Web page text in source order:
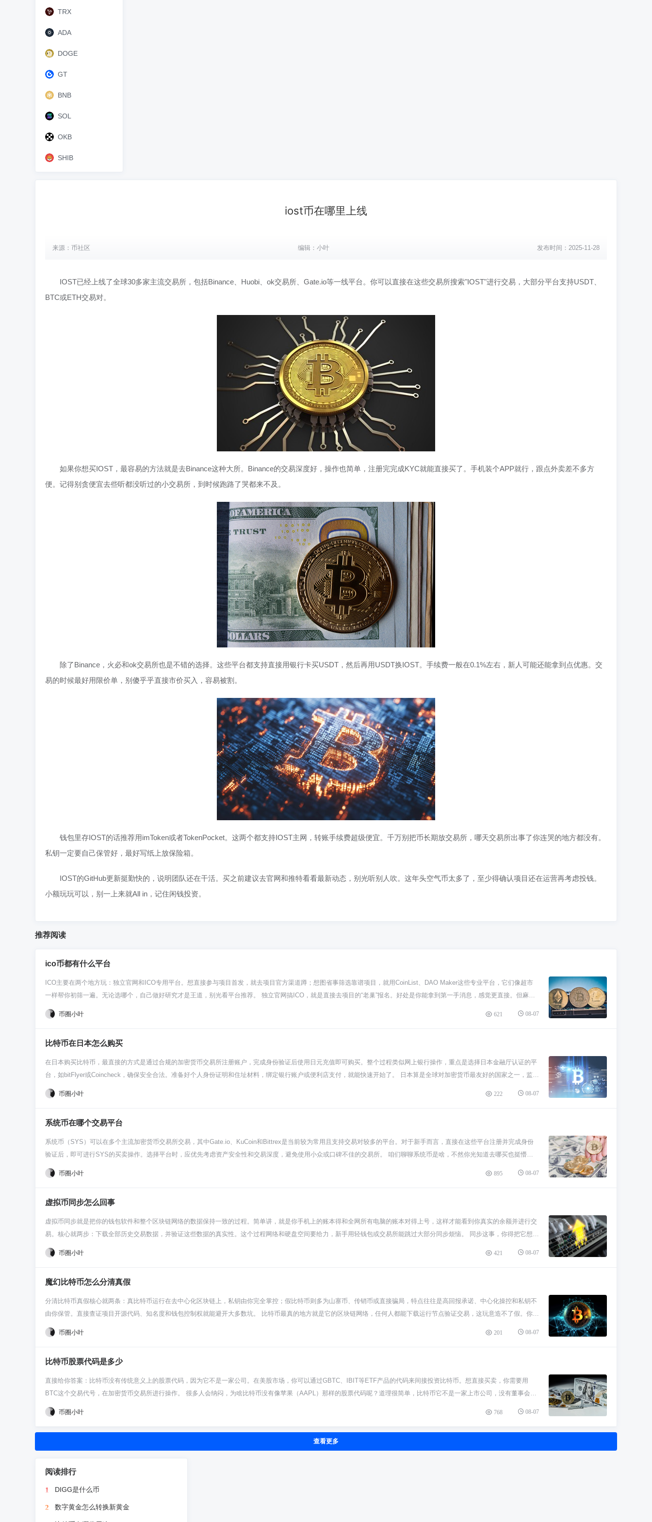
TRX
ADA
DOGE
GT
BNB
SOL
OKB
SHIB
iost币在哪里上线
来源：币社区 编辑： 小叶 发布时间：2025-11-28
IOST已经上线了全球30多家主流交易所，包括Binance、Huobi、ok交易所、Gate.io等一线平台。你可以直接在这些交易所搜索"IOST"进行交易，大部分平台支持USDT、
BTC或ETH交易对。
如果你想买IOST，最容易的方法就是去Binance这种大所。Binance的交易深度好，操作也简单，注册完完成KYC就能直接买了。手机装个APP就行，跟点外卖差不多方
便。记得别贪便宜去些听都没听过的小交易所，到时候跑路了哭都来不及。
除了Binance，火必和ok交易所也是不错的选择。这些平台都支持直接用银行卡买USDT，然后再用USDT换IOST。手续费一般在0.1%左右，新人可能还能拿到点优惠。交
易的时候最好用限价单，别傻乎乎直接市价买入，容易被割。
钱包里存IOST的话推荐用imToken或者TokenPocket。这两个都支持IOST主网，转账手续费超级便宜。千万别把币长期放交易所，哪天交易所出事了你连哭的地方都没有。
私钥一定要自己保管好，最好写纸上放保险箱。
IOST的GitHub更新挺勤快的，说明团队还在干活。买之前建议去官网和推特看看最新动态，别光听别人吹。这年头空气币太多了，至少得确认项目还在运营再考虑投钱。
小额玩玩可以，别一上来就All in，记住闲钱投资。
推荐阅读
ico币都有什么平台
ICO主要在两个地方玩：独立官网和ICO专用平台。想直接参与项目首发，就去项目官方渠道蹲；想图省事筛选靠谱项目，就用CoinList、DAO Maker这些专业平台，它们像超市
一样帮你初筛一遍。无论选哪个，自己做好研究才是王道，别光看平台推荐。 独立官网搞ICO，就是直接去项目的“老巢”报名。好处是你能拿到第一手消息，感觉更直接。但麻烦
也在这儿，你得自己判断这官网是不是真的，项目靠不靠谱。这就像路边有个新店开业大酬宾，你得自己琢磨它会不会卷款跑路。所以，去官网玩，眼睛得放亮点，白皮书、团队
背景、社区动态都得扒拉清楚，不然容易踩坑。 新手怕麻烦，直接用ICO平台更省心。像CoinList、Binance Launchpad这类地方，有点像“精品超市”，它们会上架一些自己审核过
功课还是不能少，别完全依赖平台的“推荐”。 记住啊，平台只是给你提供了个场地和工具，真金白银砸进去之前，研究功夫得做足。看看项目要解决什么问题，团队是不是在认真
做事，代币有啥实际用处。别光听别人喊“下一个百倍币”就脑袋一热。管它是什么平台，最终是你自己的钱，自己负责。投资这事儿，没有捷径，多学多看才是避免被割的最好办
法。
币圈小叶 621 08-07
比特币在日本怎么购买
在日本购买比特币，最直接的方式是通过合规的加密货币交易所注册账户，完成身份验证后使用日元充值即可购买。整个过程类似网上银行操作，重点是选择日本金融厅认证的平
台，如bitFlyer或Coincheck，确保安全合法。准备好个人身份证明和住址材料，绑定银行账户或便利店支付，就能快速开始了。 日本算是全球对加密货币最友好的国家之一，监管
挺清晰的。你得先找个正经交易所，别去那些乱七八糟的网站。像是bitFlyer、Coincheck这些，都是拿了日本金融厅牌照的，用起来放心。注册的时候就跟平常注册网站差不多，
填邮箱、设密码。不过接下来一步很关键，就是身份验证。你得按网站要求拍一下在留卡、驾照或者护照，可能还要个住址证明，比如水电账单。这事儿别嫌麻烦，是为了防洗钱
有的还能在便利店用现金充值，比如在Lawson或FamilyMart的收银台操作。把日元充进你在交易所的钱包，然后就能到交易界面找比特币了。操作就和在网上购物差不多，输入
你想买的金额或者想买多少比特币，市价单或者限价单看你自己选择，确认一下价格和手续费，点购买就成交了。比特币会直接存到你在这个交易所的平台钱包里。新手建议先小
额尝试，熟悉整个流程。 买是买到了，但别以为就完事了。比特币放在交易所，理论上不是完全由你掌控。所以如果你打算长期持有，或者买的金额不小，最好考虑提到自己的私
用笔抄下来保管好，丢了谁也帮不了你。平时多关注点日本的相关新闻和政策，买卖比特币的收益可能需要报税，这一点自己心里要有数。
币圈小叶 222 08-07
系统币在哪个交易平台
系统币（SYS）可以在多个主流加密货币交易所交易，其中Gate.io、KuCoin和Bittrex是当前较为常用且支持交易对较多的平台。对于新手而言，直接在这些平台注册并完成身份
验证后，即可进行SYS的买卖操作。选择平台时，应优先考虑资产安全性和交易深度，避免使用小众或口碑不佳的交易所。 咱们聊聊系统币是啥，不然你光知道去哪买也挺懵
的。系统币本身是个老牌项目，主打的是区块链底层技术，比如侧链、智能合约这些，你可以把它理解成一个想搭建生态的基础链。它在币圈不算那种天天上热门的妖币，但也有
自己的一批忠实开发者和社区。所以当你去买SYS的时候，你买的其实是一个技术型项目的价值预期，而不是单纯炒个热度，这点心里得有个数。 为什么推荐Gate.io和KuCoin这
多，你买卖SYS的时候流动性也好，不会出现想卖却没人接盘的情况。注册流程都差不多，准备好邮箱和身份证，按步骤完成认证，充点钱或者别的币进去就能换了。 具体怎么
操作呢？你进了交易所，比如Gate.io，在交易对里搜“SYS”，通常能看到SYS/USDT这样的配对。USDT就是泰达币，相当于币圈的“美元”，稳定。你用USDT就能直接买系统币
了。第一次买别全仓梭哈，先小金额试试水，熟悉一下从买币到把币提到自己钱包的整个过程。整个过程里，平台提供的二次验证、资金密码都给它打开，安全措施不怕多。 别忘
keys, not your coins”（不是你的私钥，币就不是你的），放自己手里最踏实。市场波动大，别被短期涨跌牵着走，多花时间了解项目本身比看价格曲线更有用。
币圈小叶 895 08-07
虚拟币同步怎么回事
虚拟币同步就是把你的钱包软件和整个区块链网络的数据保持一致的过程。简单讲，就是你手机上的账本得和全网所有电脑的账本对得上号，这样才能看到你真实的余额并进行交
易。核心就两步：下载全部历史交易数据，并验证这些数据的真实性。这个过程网络和硬盘空间要给力，新手用轻钱包或交易所能跳过大部分同步烦恼。 同步这事，你得把它想象
成一场超大规模的“抄作业”。整个比特币或者以太坊网络，其实就是全球成千上万台电脑都维护着一份一模一样的账本。你新装一个钱包软件，就像个新来的插班生，手里只有个
空本子。那你咋知道谁有多少钱，交易对不对呢？你得把从开学第一天到现在所有同学记的账，全都一字不落地抄到自己本子上，还得核对每一笔账是不是符合规则。这个“抄写
才算完。 为啥会感觉同步慢得让人抓狂？主要是数据量太大了。比特币运行了十几年，以太坊交易又超级频繁，整个账本已经是个庞然大物，有好几百个GB甚至更大。你家的网
速要是普通水平，下载这么大个数据库就得花上好几天。而且不光要下载，还得用电脑算力去严格验证，这又吃了不少CPU资源。所以很多新人第一次打开核心钱包，看到进度条
龟速前进，电脑风扇呼呼狂转，就觉得是不是坏了。别担心，这是正常现象，它正在老老实实地下苦力呢。 那有没有省事的办法？当然有！新手完全不用自己死磕全节点同步。现
你把私钥或者助记词往里一导入，资产和记录立马就显示出来了。更省心的是直接用中心化交易所，账本完全由交易所的服务器帮你管，你连同步是啥都不用知道，登录就看到余
断过网。硬盘空间一定要留足，最好比当前区块链体积多出一倍的空间。防火墙或杀毒软件有时候会误判钱包连接行为，可以试着临时关掉看看。如果卡在某个区块很久，可以尝
重要。
币圈小叶 421 08-07
魔幻比特币怎么分清真假
分清比特币真假核心就两条：真比特币运行在去中心化区块链上，私钥由你完全掌控；假比特币则多为山寨币、传销币或直接骗局，特点往往是高回报承诺、中心化操控和私钥不
由你保管。直接查证项目开源代码、知名度和钱包控制权就能避开大多数坑。 比特币最真的地方就是它的区块链网络，任何人都能下载运行节点验证交易，这玩意造不了假。你记
住，真的比特币不需要谁给你背书承诺，代码和网络就在那摆着，谁都能用。那些要你注册账户、把钱打给个人地址、声称稳赚不赔的，基本可以判定是假借比特币名号的骗局。
真的比特币价格波动剧烈，没人敢给你打包票。 分清真假的直接方法是查它用什么钱包。真的比特币必须用非托管钱包，私钥你自己记在脑子里或者写在纸上，像MetaMask、硬
私钥谁就是主人。 再教你看名字和营销话术。真的比特币就叫Bitcoin（BTC），其他带各类前缀后缀的很可能都是山寨币。那些宣传“比特币2.0”、“官方分叉”还承诺高额分红的多
半有问题。真的比特币网络升级会有全球技术社区讨论，绝不是某个团队悄悄搞突然发布。别被花哨宣传唬住，直接去CoinMarketCap这类正规网站查排名和项目信息，前几名的
相对靠谱。 最后警惕那些“搬砖套利”、“量化交易”的邀请，号称用比特币生更多比特币。这种往往是传销盘或者资金盘，用后来者的钱补前人的收益。真的比特币增值靠的是市场
币圈小叶 201 08-07
比特币股票代码是多少
直接给你答案：比特币没有传统意义上的股票代码，因为它不是一家公司。在美股市场，你可以通过GBTC、IBIT等ETF产品的代码来间接投资比特币。想直接买卖，你需要用
BTC这个交易代号，在加密货币交易所进行操作。 很多人会纳闷，为啥比特币没有像苹果（AAPL）那样的股票代码呢？道理很简单，比特币它不是一家上市公司，没有董事会也
不发财务报表。它更像是一种数字资产，好比黄金，黄金也没有股票代码对吧。所以直接去股票软件里搜“比特币代码”是搜不到的，它的主战场在必安、ok交易所这些加密货币交
易所。 那美股里的GBTC、IBIT这些是啥？它们算是“曲线救国”的工具。这些都是比特币现货ETF，你可以理解成专门持有比特币的基金。美国证监会批准后，它们就能在股市里
像普通股票一样交易了。比如你买了IBIT，就相当于间接持有了该基金背后的比特币。这对习惯炒美股的朋友来说，确实更方便，不用直接管钱包和私钥那些麻烦事。 真要直接玩
比特币，你得认准“BTC”这个代号。在任何一个加密货币交易所，BTC就是比特币的交易符号。你充值、买卖、提现，操作的都是BTC。这里面的玩法和股票差别挺大，价格波动
与，找GBTC这类ETF代码；想直接在币圈冲浪，就去交易所搞BTC。千万别混了，这完全是两条不同的路。搞清楚这个基本区别，算是你进入币圈不会被笑的第一课，能帮你避
币圈小叶 768 08-07
查看更多
阅读排行
1 DIGG是什么币
2 数字黄金怎么转换新黄金